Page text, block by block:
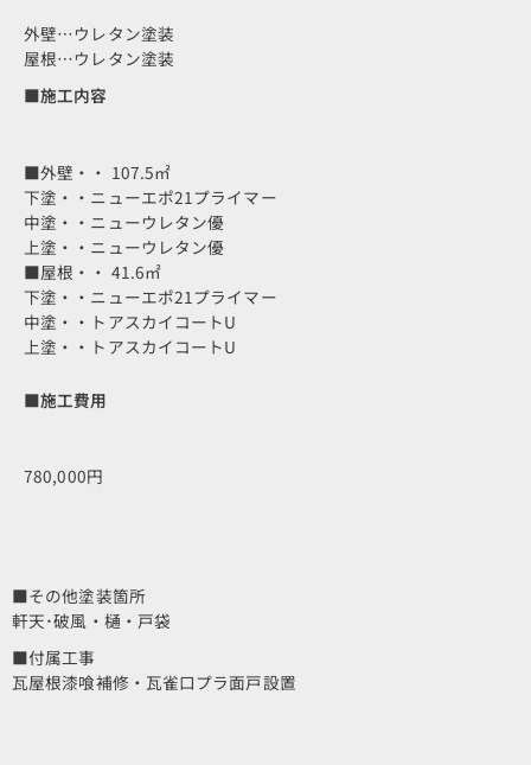
外壁…ウレタン塗装
屋根…ウレタン塗装
■施工内容
■外壁・・ 107.5㎡
下塗・・ニューエポ21プライマー
中塗・・ニューウレタン優
上塗・・ニューウレタン優
■屋根・・ 41.6㎡
下塗・・ニューエポ21プライマー
中塗・・トアスカイコートU
上塗・・トアスカイコートU
■施工費用
780,000円
■その他塗装箇所
軒天･破風・樋・戸袋
■付属工事
瓦屋根漆喰補修・瓦雀口プラ面戸設置